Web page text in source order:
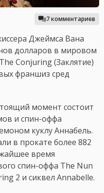
7 комментариев
Джеймса Вана
долларов в мировом
Conjuring (Заклятие)
франшиз сред
момент состоит
и спин-оффа
куклу Аннабель.
в прокате более 882
время
спин-оффа The Nun
2 и сиквел Annabelle.